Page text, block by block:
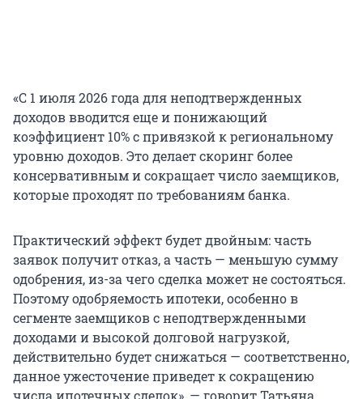
«С 1 июля 2026 года для неподтвержденных
доходов вводится еще и понижающий
коэффициент 10% с привязкой к региональному
уровню доходов. Это делает скоринг более
консервативным и сокращает число заемщиков,
которые проходят по требованиям банка.
Практический эффект будет двойным: часть
заявок получит отказ, а часть — меньшую сумму
одобрения, из-за чего сделка может не состояться.
Поэтому одобряемость ипотеки, особенно в
сегменте заемщиков с неподтвержденными
доходами и высокой долговой нагрузкой,
действительно будет снижаться — соответственно,
данное ужесточение приведет к сокращению